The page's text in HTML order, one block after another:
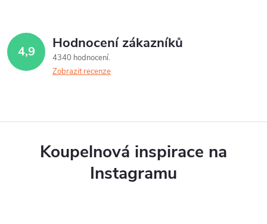
4,9 Hodnocení zákazníků
4340 hodnocení
Zobrazit recenze
Koupelnová inspirace na
Instagramu